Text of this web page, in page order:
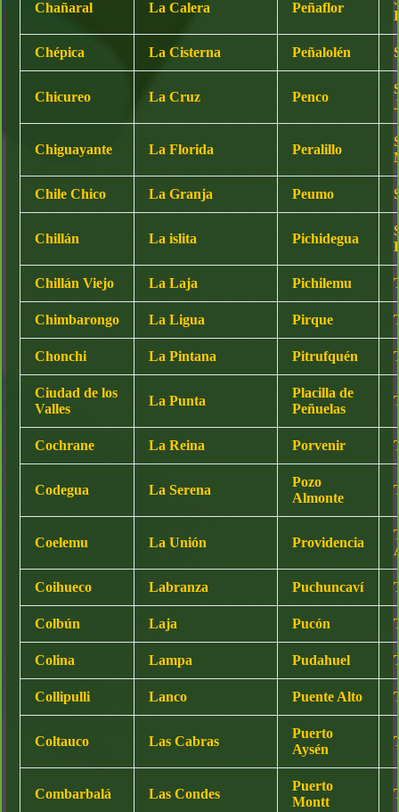
Chañaral La Calera Peñaflor
Chépica La Cisterna Peñalolén
Chicureo La Cruz Penco
Chiguayante La Florida Peralillo
Chile Chico La Granja Peumo
Chillán La islita Pichidegua
Chillán Viejo La Laja Pichilemu
Chimbarongo La Ligua Pirque
Chonchi La Pintana Pitrufquén
Ciudad de los
Valles
La Punta
Placilla de
Peñuelas
Cochrane La Reina Porvenir
Codegua La Serena
Pozo
Almonte
Coelemu La Unión Providencia
Coihueco Labranza Puchuncaví
Colbún Laja Pucón
Colina Lampa Pudahuel
Collipulli Lanco Puente Alto
Coltauco Las Cabras
Puerto
Aysén
Combarbalá Las Condes
Puerto
Montt